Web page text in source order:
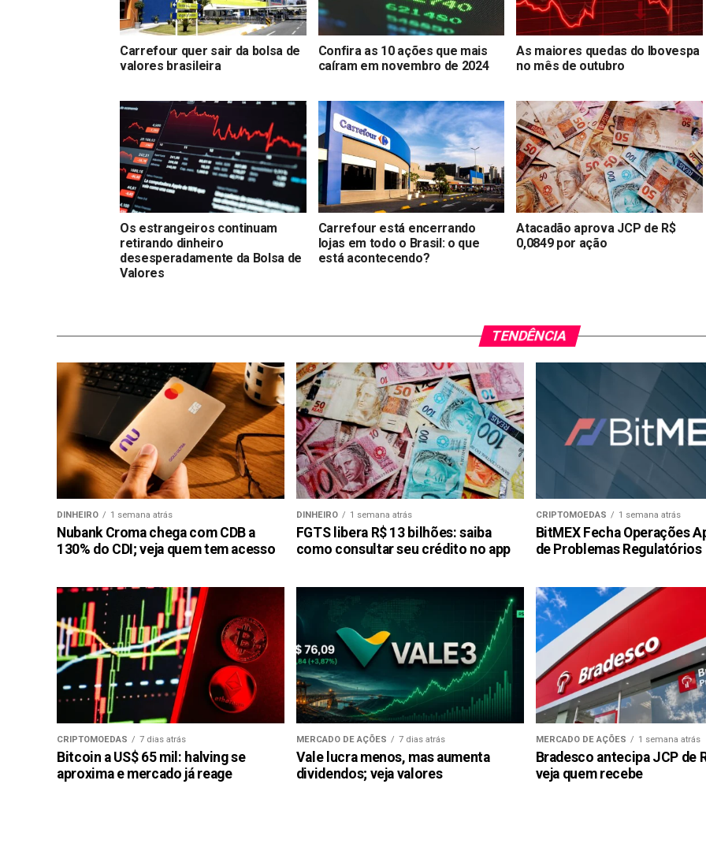
Carrefour quer sair da bolsa de
valores brasileira
Confira as 10 ações que mais
caíram em novembro de 2024
As maiores quedas do Ibovespa
no mês de outubro
Os estrangeiros continuam
retirando dinheiro
desesperadamente da Bolsa de
Valores
Carrefour está encerrando
lojas em todo o Brasil: o que
está acontecendo?
Atacadão aprova JCP de R$
0,0849 por ação
TENDÊNCIA
DINHEIRO 1 semana atrás
Nubank Croma chega com CDB a
130% do CDI; veja quem tem acesso
DINHEIRO 1 semana atrás
FGTS libera R$ 13 bilhões: saiba
como consultar seu crédito no app
CRIPTOMOEDAS 1 semana atrás
BitMEX Fecha Operações
de Problemas Regulatórios
CRIPTOMOEDAS 7 dias atrás
Bitcoin a US$ 65 mil: halving se
aproxima e mercado já reage
MERCADO DE AÇÕES 7 dias atrás
Vale lucra menos, mas aumenta
dividendos; veja valores
MERCADO DE AÇÕES 1 semana atrás
Bradesco antecipa JCP de
veja quem recebe